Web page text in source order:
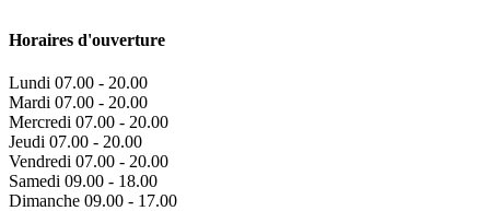
Horaires d'ouverture
Lundi 07.00 - 20.00
Mardi 07.00 - 20.00
Mercredi 07.00 - 20.00
Jeudi 07.00 - 20.00
Vendredi 07.00 - 20.00
Samedi 09.00 - 18.00
Dimanche 09.00 - 17.00